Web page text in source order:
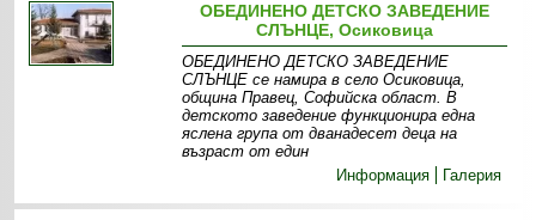
ОБЕДИНЕНО ДЕТСКО ЗАВЕДЕНИЕ
СЛЪНЦЕ, Осиковица
ОБЕДИНЕНО ДЕТСКО ЗАВЕДЕНИЕ
СЛЪНЦЕ се намира в село Осиковица,
община Правец, Софийска област. В
детското заведение функционира една
яслена група от дванадесет деца на
възраст от един
Информация
Галерия